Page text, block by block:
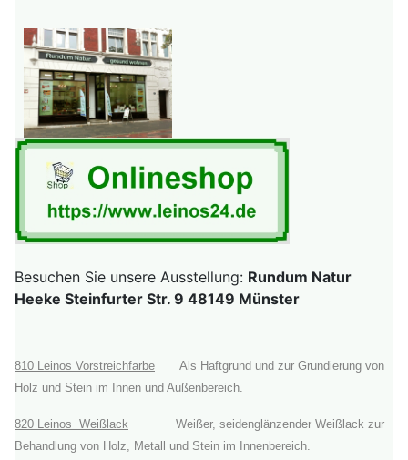
Besuchen Sie unsere Ausstellung: Rundum Natur
Heeke Steinfurter Str. 9 48149 Münster
810 Leinos Vorstreichfarbe Als Haftgrund und zur Grundierung von
Holz und Stein im Innen und Außenbereich.
820 Leinos Weißlack Weißer, seidenglänzender Weißlack zur
Behandlung von Holz, Metall und Stein im Innenbereich.